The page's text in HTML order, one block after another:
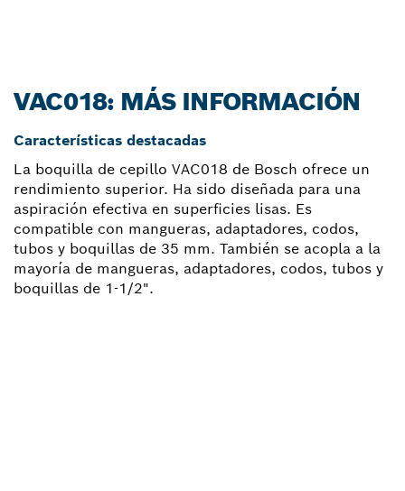
VAC018: MÁS INFORMACIÓN
Características destacadas
La boquilla de cepillo VAC018 de Bosch ofrece un
rendimiento superior. Ha sido diseñada para una
aspiración efectiva en superficies lisas. Es
compatible con mangueras, adaptadores, codos,
tubos y boquillas de 35 mm. También se acopla a la
mayoría de mangueras, adaptadores, codos, tubos y
boquillas de 1-1/2".